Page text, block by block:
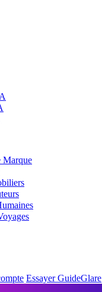
Marque
Essayer GuideGlare